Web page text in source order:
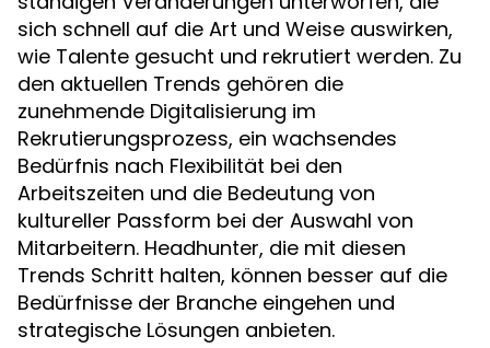
sich schnell auf die Art und Weise auswirken,
wie Talente gesucht und rekrutiert werden. Zu
den aktuellen Trends gehören die
zunehmende Digitalisierung im
Rekrutierungsprozess, ein wachsendes
Bedürfnis nach Flexibilität bei den
Arbeitszeiten und die Bedeutung von
kultureller Passform bei der Auswahl von
Mitarbeitern. Headhunter, die mit diesen
Trends Schritt halten, können besser auf die
Bedürfnisse der Branche eingehen und
strategische Lösungen anbieten.